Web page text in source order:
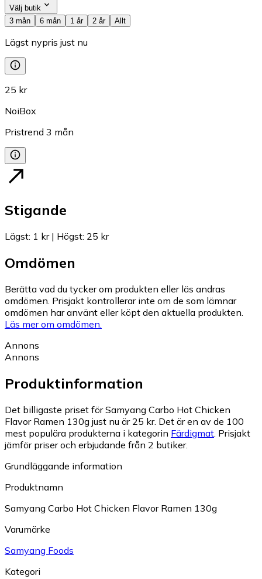
Välj butik
3 mån
6 mån 1 år 2 år Allt
Lägst nypris just nu
25 kr
NoiBox
Pristrend 3 mån
Stigande
Lägst: 1 kr| Högst: 25 kr
Omdömen
Berätta vad du tycker om produkten eller läs andras
omdömen. Prisjakt kontrollerar inte om de som lämnar
omdömen har använt eller köpt den aktuella produkten.
Läs mer om omdömen.
Annons
Annons
Produktinformation
Det billigaste priset för Samyang Carbo Hot Chicken
Flavor Ramen 130g just nu är 25 kr. Det är en av de 100
mest populära produkterna i kategorin Färdigmat Prisjakt
jämför priser och erbjudande från 2 butiker.
Grundläggande information
Produktnamn
Samyang Carbo Hot Chicken Flavor Ramen 130g
Varumärke
Samyang Foods
Kategori